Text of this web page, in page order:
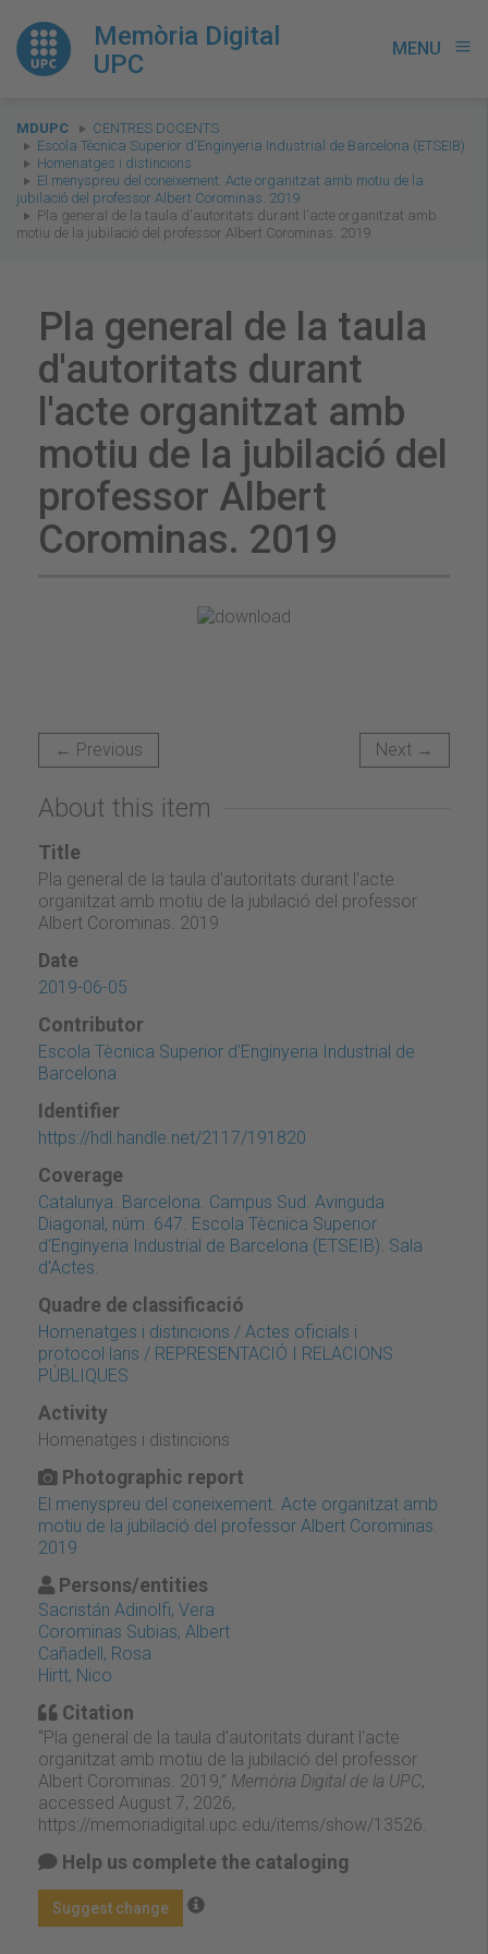
Memòria Digital
UPC
MENU menu
You
are
here:
MDUPC
CENTRES DOCENTS
Escola Tècnica Superior d'Enginyeria Industrial de Barcelona (ETSEIB)
Homenatges i distincions
El menyspreu del coneixement. Acte organitzat amb motiu de la
jubilació del professor Albert Corominas. 2019
Pla general de la taula d'autoritats durant l'acte organitzat amb
motiu de la jubilació del professor Albert Corominas. 2019
Pla general de la taula
d'autoritats durant
l'acte organitzat amb
motiu de la jubilació del
professor Albert
Corominas. 2019
← Previous Next →
About this item
Title
Pla general de la taula d'autoritats durant l'acte
organitzat amb motiu de la jubilació del professor
Albert Corominas. 2019
Date
2019-06-05
Contributor
Escola Tècnica Superior d'Enginyeria Industrial de
Barcelona
Identifier
https://hdl.handle.net/2117/191820
Coverage
Catalunya. Barcelona. Campus Sud. Avinguda
Diagonal, núm. 647. Escola Tècnica Superior
d'Enginyeria Industrial de Barcelona (ETSEIB). Sala
d'Actes.
Quadre de classificació
Homenatges i distincions / Actes oficials i
protocol·laris / REPRESENTACIÓ I RELACIONS
PÚBLIQUES
Activity
Homenatges i distincions
Photographic report
El menyspreu del coneixement. Acte organitzat amb
motiu de la jubilació del professor Albert Corominas.
2019
Persons/entities
Sacristán Adinolfi, Vera
Corominas Subias, Albert
Cañadell, Rosa
Hirtt, Nico
Citation
“Pla general de la taula d'autoritats durant l'acte
organitzat amb motiu de la jubilació del professor
Albert Corominas. 2019,” Memòria Digital de la UPC,
accessed August 7, 2026,
https://memoriadigital.upc.edu/items/show/13526
Help us complete the cataloging
Suggest change